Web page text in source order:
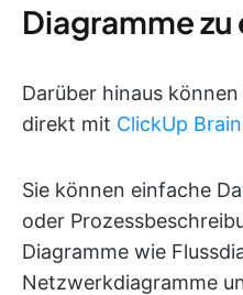
Diagramme
Darüber hinaus
direkt mit ClickUp Brain
Sie können einfache
oder
Diagramme wie
Netzwerkdiagramme